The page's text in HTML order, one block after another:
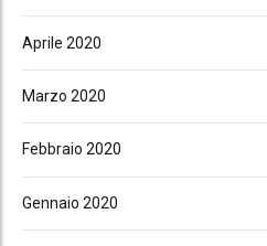
Aprile 2020
Marzo 2020
Febbraio 2020
Gennaio 2020